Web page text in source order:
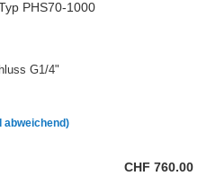
PHS70-1000
G1/4"
abweichend)
CHF 760.00